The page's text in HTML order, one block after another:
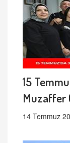
15
Muzaffer
14 Temmuz